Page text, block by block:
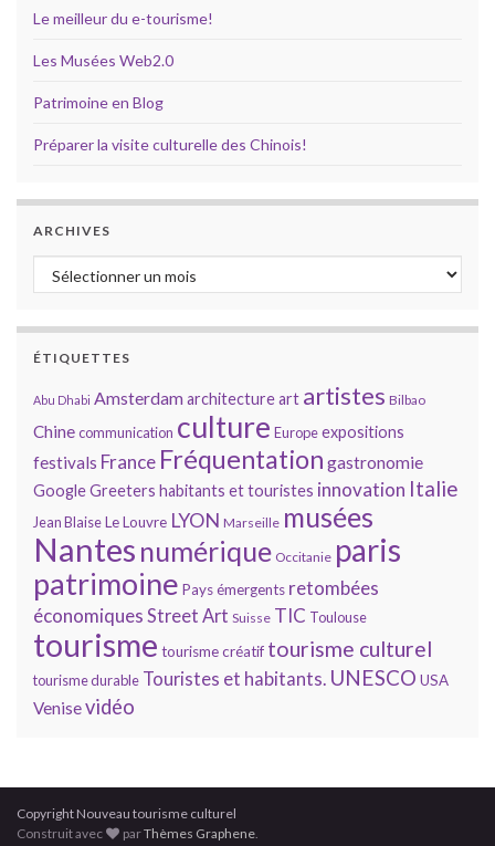
Le meilleur du e-tourisme!
Les Musées Web2.0
Patrimoine en Blog
Préparer la visite culturelle des Chinois!
ARCHIVES
Archives
ÉTIQUETTES
Abu Dhabi Amsterdamarchitectureart artistes Bilbao
Chinecommunication culture Europeexpositions
festivals France Fréquentation gastronomie
GoogleGreeters habitants et touristes innovation Italie
Jean BlaiseLe Louvre LYON Marseille musées
Nantes numérique Occitanie paris
patrimoine Pays émergents retombées
économiques Street Art Suisse TIC Toulouse
tourisme tourisme créatif tourisme culturel
tourisme durable Touristes et habitants. UNESCO USA
Venisevidéo
Copyright Nouveau tourisme culturel
Construit avec
parThèmes Graphene.